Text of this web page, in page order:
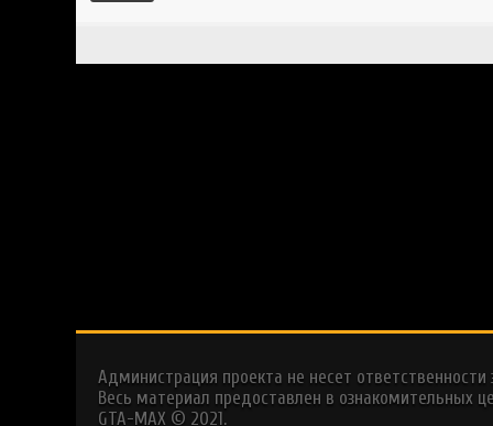
Администрация проекта не несет
Весь материал предоставлен в ознакомительных
GTA-MAX © 2021.